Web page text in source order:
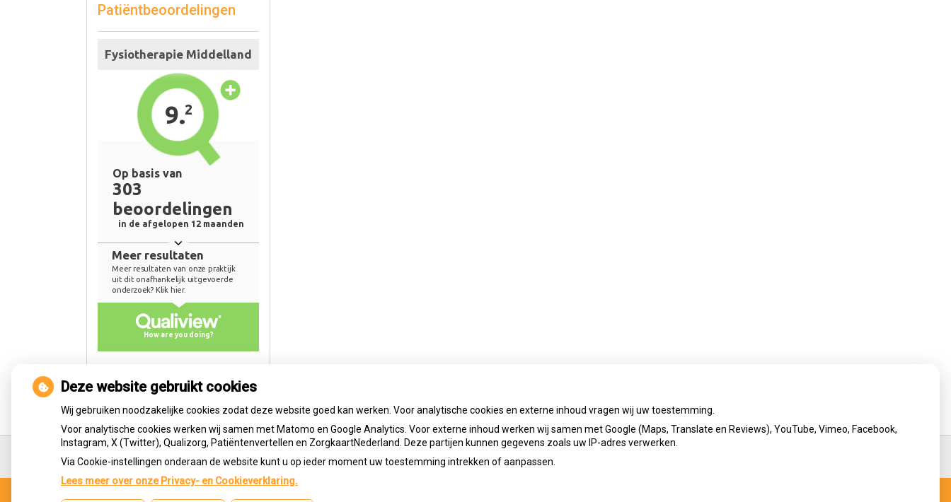
Patiëntbeoordelingen
de
Deze website gebruikt cookies
Wij gebruiken noodzakelijke cookies zodat deze website goed kan werken. Voor analytische cookies en externe inhoud vragen wij uw toestemming.
Voor analytische cookies werken wij samen met Matomo en Google Analytics. Voor externe inhoud werken wij samen met Google (Maps, Translate en Reviews), YouTube, Vimeo, Facebook,
Instagram, X (Twitter), Qualizorg, Patiëntenvertellen en ZorgkaartNederland. Deze partijen kunnen gegevens zoals uw IP-adres verwerken.
Via Cookie-instellingen onderaan de website kunt u op ieder moment uw toestemming intrekken of aanpassen.
Lees meer over onze Privacy- en Cookieverklaring.